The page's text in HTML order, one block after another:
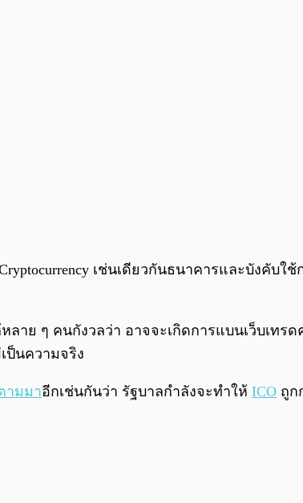
เช่นเดียวกันธนาคารและบังคับใ
ลาย ๆ คนกังวลว่า อาจจะเกิดการแบนเว็บเทร
ป็นความจริง
ามมาอีกเช่นกันว่า รัฐบาลกำลังจะทำให้ ICO ถูก